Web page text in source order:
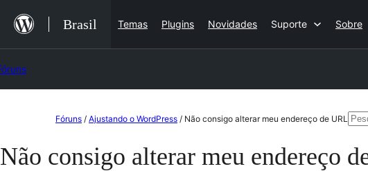
para
o
conteúdo
Brasil Temas Plugins Novidades Suporte Sobre
o
Fóruns / Ajustando o WordPress / Não consigo alterar meu endereço de URL
Não consigo alterar meu endereço